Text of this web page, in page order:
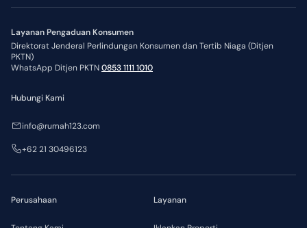
Layanan Pengaduan Konsumen
Direktorat Jenderal Perlindungan Konsumen dan Tertib Niaga (Ditjen
PKTN)
WhatsApp Ditjen PKTN0853 1111 1010
Perusahaan Layanan
Hubungi Kami
info@rumah123.com
+62 21 30496123